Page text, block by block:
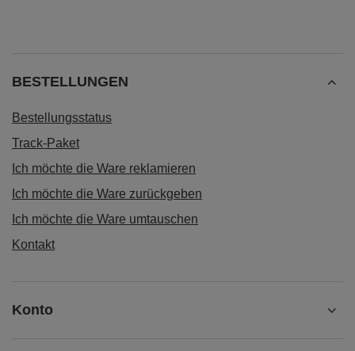
BESTELLUNGEN
Bestellungsstatus
Track-Paket
Ich möchte die Ware reklamieren
Ich möchte die Ware zurückgeben
Ich möchte die Ware umtauschen
Kontakt
Konto